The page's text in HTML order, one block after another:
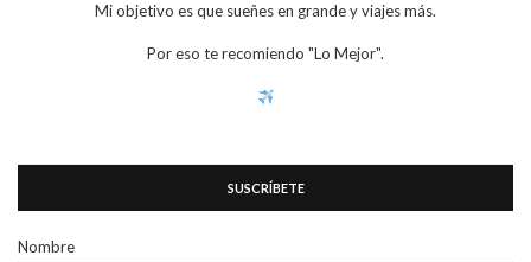
Mi objetivo es que sueñes en grande y viajes más.
Por eso te recomiendo "Lo Mejor".
SUSCRÍBETE
Nombre